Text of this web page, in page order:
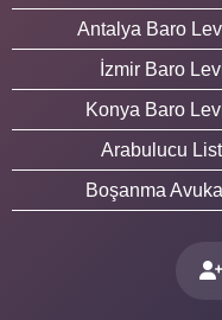
Antalya Baro
İzmir Baro
Konya Baro
Arabulucu
Boşanma